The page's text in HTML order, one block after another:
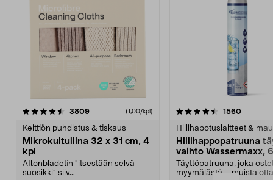
3809arvostelut (1,00/kpl)
Keittiön puhdistus & tiskaus
Mikrokuituliina 32 x 31 cm, 4
kpl
Aftonbladetin "itsestään selvä
suosikki" siiv...
4.5viidestä
1560
Hiilihapotuslaitteet &
Hiilihappopatruuna
vaihto Wassermaxx,
Täyttöpatruuna, joka
myymälästä – muista
4.5viidestä